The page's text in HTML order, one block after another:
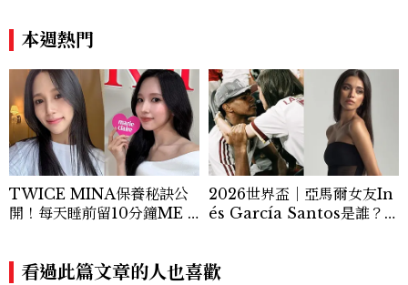
員
本週熱門
TWICE MINA保養秘訣公
開！每天睡前留10分鐘ME T
2026世界盃｜亞馬爾女友In
és García Santos是誰？2
ber中場秀！
看過此篇文章的人也喜歡